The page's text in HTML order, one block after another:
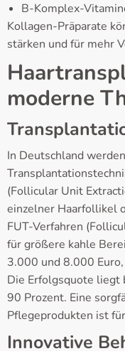
B-Komplex-
Kollagen-Präparate
stärken und für mehr
moderne
In Deutschland
(Follicular Unit
einzelner Haarfollikel
FUT-Verfahren
für größere kahle
3.000 und 8.000
Die Erfolgsquote liegt
90 Prozent. Eine
Pflegeprodukten ist
Innovative